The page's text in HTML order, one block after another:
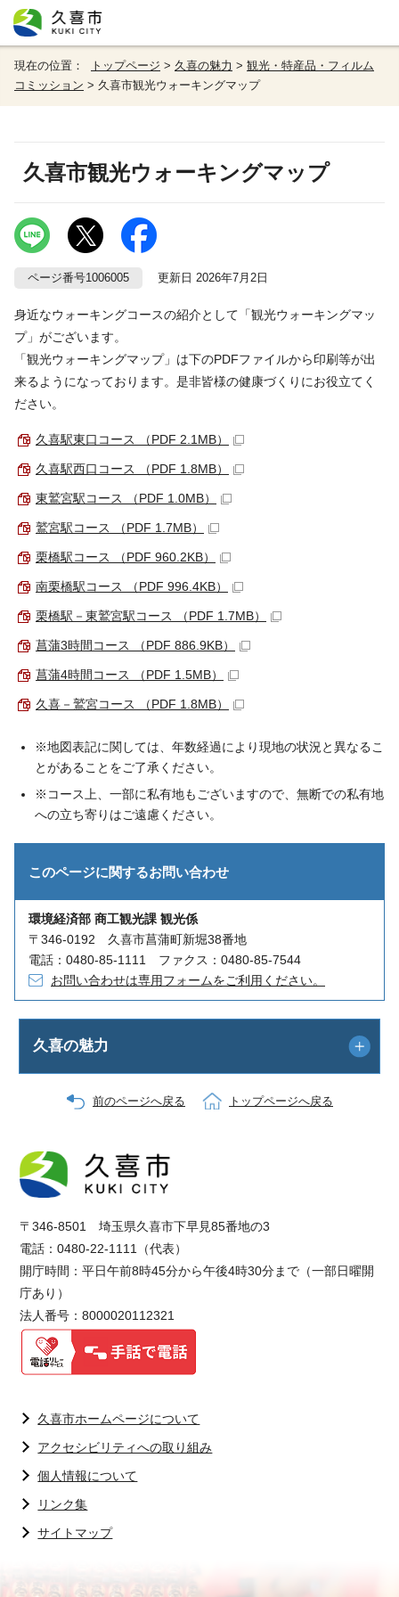
現在の位置： トップページ > 久喜の魅力 > 観光・特産品・フィルム
コミッション > 久喜市観光ウォーキングマップ
久喜市観光ウォーキングマップ
ページ番号1006005 更新日 2026年7月2日
身近なウォーキングコースの紹介として「観光ウォーキングマッ
プ」がございます。
「観光ウォーキングマップ」は下のPDFファイルから印刷等が出
来るようになっております。是非皆様の健康づくりにお役立てく
ださい。
久喜駅東口コース （PDF 2.1MB）
久喜駅西口コース （PDF 1.8MB）
東鷲宮駅コース （PDF 1.0MB）
鷲宮駅コース （PDF 1.7MB）
栗橋駅コース （PDF 960.2KB）
南栗橋駅コース （PDF 996.4KB）
栗橋駅－東鷲宮駅コース （PDF 1.7MB）
菖蒲3時間コース （PDF 886.9KB）
菖蒲4時間コース （PDF 1.5MB）
久喜－鷲宮コース （PDF 1.8MB）
※地図表記に関しては、年数経過により現地の状況と異なるこ
とがあることをご了承ください。
※コース上、一部に私有地もございますので、無断での私有地
への立ち寄りはご遠慮ください。
このページに関するお問い合わせ
環境経済部 商工観光課 観光係
〒346-0192 久喜市菖蒲町新堀38番地
電話：0480-85-1111 ファクス：0480-85-7544
お問い合わせは専用フォームをご利用ください。
久喜の魅力
前のページへ戻る トップページへ戻る
〒346-8501 埼玉県久喜市下早見85番地の3
電話：0480-22-1111（代表）
開庁時間：平日午前8時45分から午後4時30分まで（一部日曜開
庁あり）
法人番号：8000020112321
久喜市ホームページについて
アクセシビリティへの取り組み
個人情報について
リンク集
サイトマップ